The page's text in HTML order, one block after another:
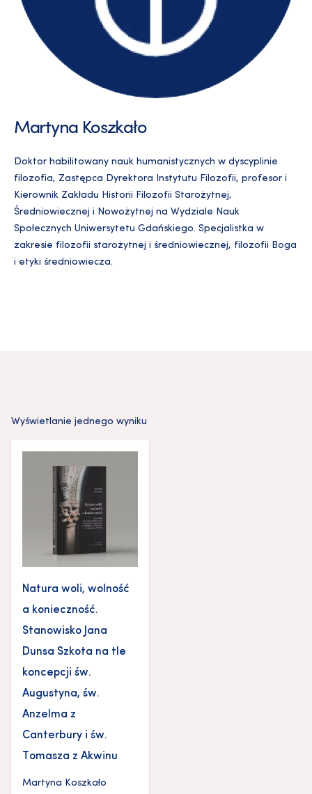
Martyna Koszkało
Doktor habilitowany nauk humanistycznych w dyscyplinie
filozofia, Zastępca Dyrektora Instytutu Filozofii, profesor i
Kierownik Zakładu Historii Filozofii Starożytnej,
Średniowiecznej i Nowożytnej na Wydziale Nauk
Społecznych Uniwersytetu Gdańskiego. Specjalistka w
zakresie filozofii starożytnej i średniowiecznej, filozofii Boga
i etyki średniowiecza.
Wyświetlanie jednego wyniku
Natura woli, wolność
a konieczność.
Stanowisko Jana
Dunsa Szkota na tle
koncepcji św.
Augustyna, św.
Anzelma z
Canterbury i św.
Tomasza z Akwinu
Martyna Koszkało